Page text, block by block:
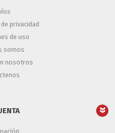
privacidad
de uso
somos
nosotros